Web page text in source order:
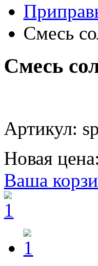
Смесь
Смесь
Артикул:
Новая цена:
Ваша